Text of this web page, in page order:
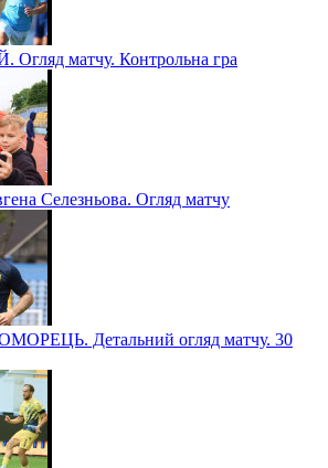
матчу. Контрольна гра
Селезньова. Огляд матчу
Детальний огляд матчу. 30